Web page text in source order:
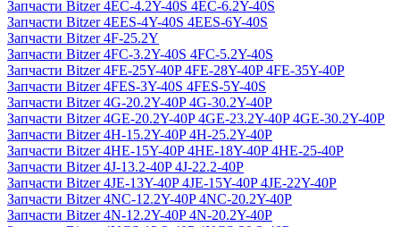
Запчасти Bitzer 4EC-4.2Y-40S 4EC-6.2Y-40S
Запчасти Bitzer 4EES-4Y-40S 4EES-6Y-40S
Запчасти Bitzer 4F-25.2Y
Запчасти Bitzer 4FC-3.2Y-40S 4FC-5.2Y-40S
Запчасти Bitzer 4FE-25Y-40P 4FE-28Y-40P 4FE-35Y-40P
Запчасти Bitzer 4FES-3Y-40S 4FES-5Y-40S
Запчасти Bitzer 4G-20.2Y-40P 4G-30.2Y-40P
Запчасти Bitzer 4GE-20.2Y-40P 4GE-23.2Y-40P 4GE-30.2Y-40P
Запчасти Bitzer 4H-15.2Y-40P 4H-25.2Y-40P
Запчасти Bitzer 4HE-15Y-40P 4HE-18Y-40P 4HE-25-40P
Запчасти Bitzer 4J‐13.2-40P 4J‐22.2-40P
Запчасти Bitzer 4JE-13Y-40P 4JE-15Y-40P 4JE-22Y-40P
Запчасти Bitzer 4NC-12.2Y-40P 4NC-20.2Y-40P
Запчасти Bitzer 4N-12.2Y-40P 4N-20.2Y-40P